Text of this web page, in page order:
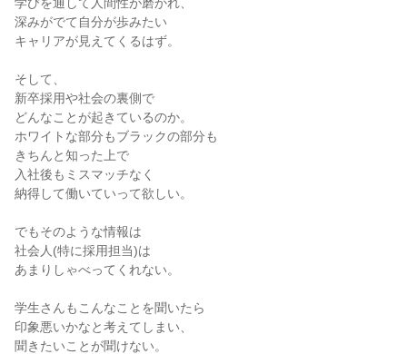
深みがでて自分が歩みたい
キャリアが見えてくるはず。
そして、
新卒採用や社会の裏側で
どんなことが起きているのか。
ホワイトな部分もブラックの部分も
きちんと知った上で
入社後もミスマッチなく
納得して働いていって欲しい。
でもそのような情報は
社会人(特に採用担当)は
あまりしゃべってくれない。
学生さんもこんなことを聞いたら
印象悪いかなと考えてしまい、
聞きたいことが聞けない。